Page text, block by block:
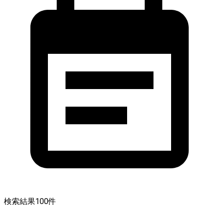
検索結果100件